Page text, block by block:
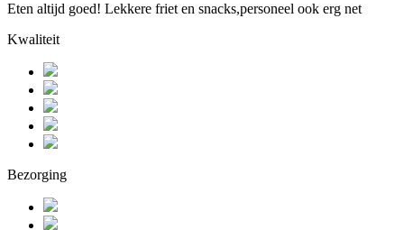
Eten altijd goed! Lekkere friet en snacks,personeel ook erg net
Kwaliteit
Bezorging